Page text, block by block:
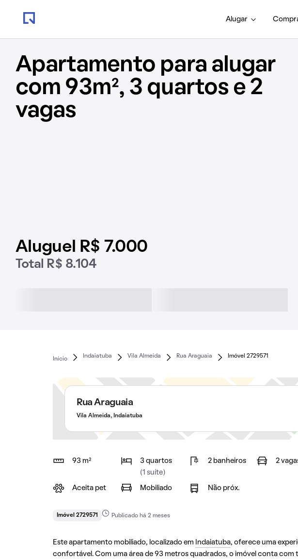
Alugar
Apartamento para alugar
com 93m², 3 quartos e 2
vagas
Aluguel R$ 7.000
Total R$ 8.104
Início
Indaiatuba Vila Almeida Rua Araguaia Imóvel 2729571
Rua Araguaia
Vila Almeida, Indaiatuba
93 m²
3 quartos
(1 suíte)
2 banheiros 2
Aceita pet Mobiliado Não próx.
Imóvel 2729571 Publicado há 2 meses
Este apartamento mobiliado, localizado em Indaiatuba, oferece uma
confortável. Com uma área de 93 metros quadrados, o imóvel conta com